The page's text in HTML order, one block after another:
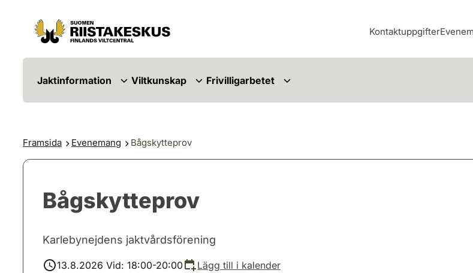
Hoppa till innehåll
Gå till webbplatskartan
Kontaktuppgifter
Jaktinformation Viltkunskap Frivilligarbetet
Framsida Evenemang Bågskytteprov
Bågskytteprov
Karlebynejdens jaktvårdsförening
13.8.2026 Vid: 18:00-20:00
Lägg till i kalender